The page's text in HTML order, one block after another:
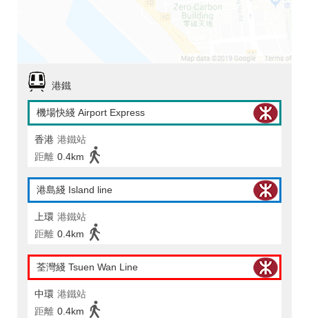
港鐵
機場快綫 Airport Express
香港 港鐵站
距離 0.4km
港島綫 Island line
上環 港鐵站
距離 0.4km
荃灣綫 Tsuen Wan Line
中環 港鐵站
距離 0.4km